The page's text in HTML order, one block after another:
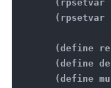
(rpsetvar
(rpsetvar
(define re
(define
(define mu